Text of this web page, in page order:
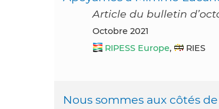
Article du bulletin
octobre 2021
RIPESS Europe, RIES
Nous sommes aux côtés